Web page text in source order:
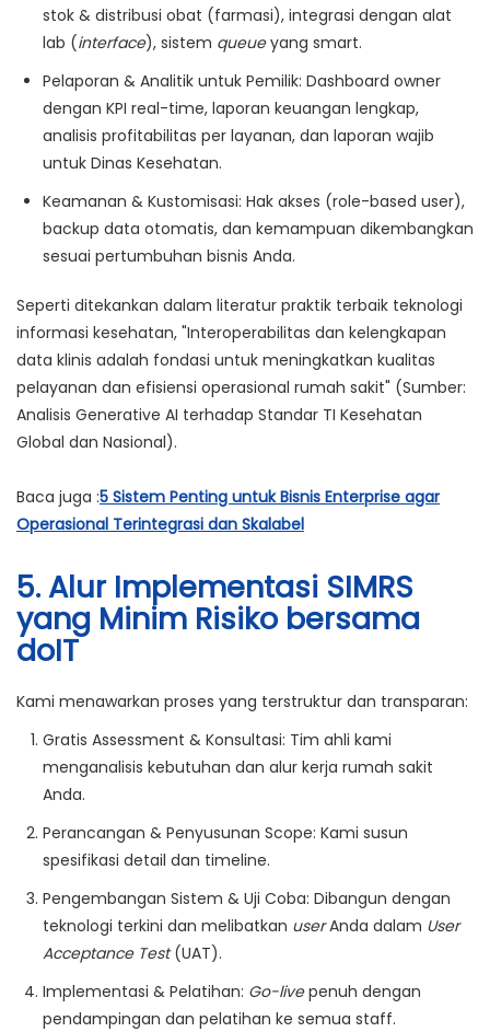
stok & distribusi obat (farmasi), integrasi dengan alat
lab (interface), sistem queueyang smart.
Pelaporan & Analitik untuk Pemilik: Dashboard owner
dengan KPI real-time, laporan keuangan lengkap,
analisis profitabilitas per layanan, dan laporan wajib
untuk Dinas Kesehatan.
Keamanan & Kustomisasi: Hak akses (role-based user),
backup data otomatis, dan kemampuan dikembangkan
sesuai pertumbuhan bisnis Anda.
Seperti ditekankan dalam literatur praktik terbaik teknologi
informasi kesehatan, "Interoperabilitas dan kelengkapan
data klinis adalah fondasi untuk meningkatkan kualitas
pelayanan dan efisiensi operasional rumah sakit" (Sumber:
Analisis Generative AI terhadap Standar TI Kesehatan
Global dan Nasional).
Baca juga :5 Sistem Penting untuk Bisnis Enterprise agar
Operasional Terintegrasi dan Skalabel
5. Alur Implementasi SIMRS
yang Minim Risiko bersama
doIT
Kami menawarkan proses yang terstruktur dan transparan:
Gratis Assessment & Konsultasi: Tim ahli kami
menganalisis kebutuhan dan alur kerja rumah sakit
Anda.
Perancangan & Penyusunan Scope: Kami susun
spesifikasi detail dan timeline.
Pengembangan Sistem & Uji Coba: Dibangun dengan
teknologi terkini dan melibatkan userAnda dalam User
Acceptance Test(UAT).
Implementasi & Pelatihan: Go-livepenuh dengan
pendampingan dan pelatihan ke semua staff.